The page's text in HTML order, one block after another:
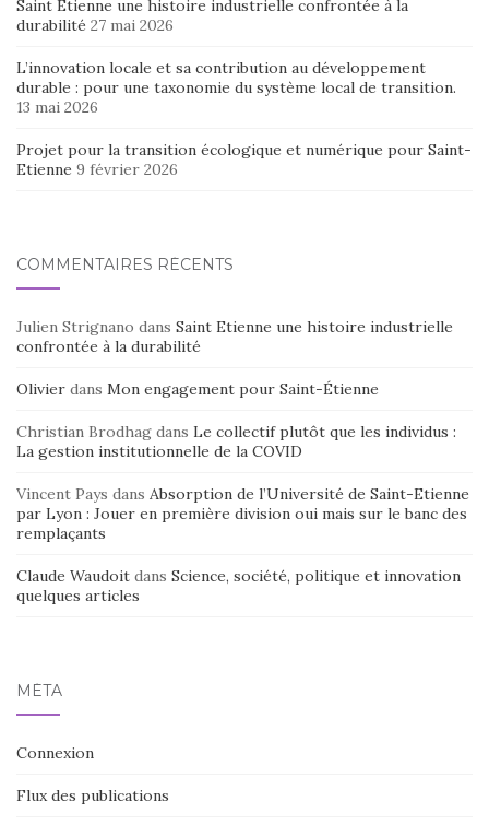
Saint Etienne une histoire industrielle confrontée à la
durabilité 27 mai 2026
L’innovation locale et sa contribution au développement
durable : pour une taxonomie du système local de transition.
13 mai 2026
Projet pour la transition écologique et numérique pour Saint-
Etienne 9 février 2026
COMMENTAIRES RÉCENTS
Julien Strignano dans Saint Etienne une histoire industrielle
confrontée à la durabilité
Olivier dans Mon engagement pour Saint-Étienne
Christian Brodhag dans Le collectif plutôt que les individus :
La gestion institutionnelle de la COVID
Vincent Pays dans Absorption de l’Université de Saint-Etienne
par Lyon : Jouer en première division oui mais sur le banc des
remplaçants
Claude Waudoit dans Science, société, politique et innovation
quelques articles
MÉTA
Connexion
Flux des publications